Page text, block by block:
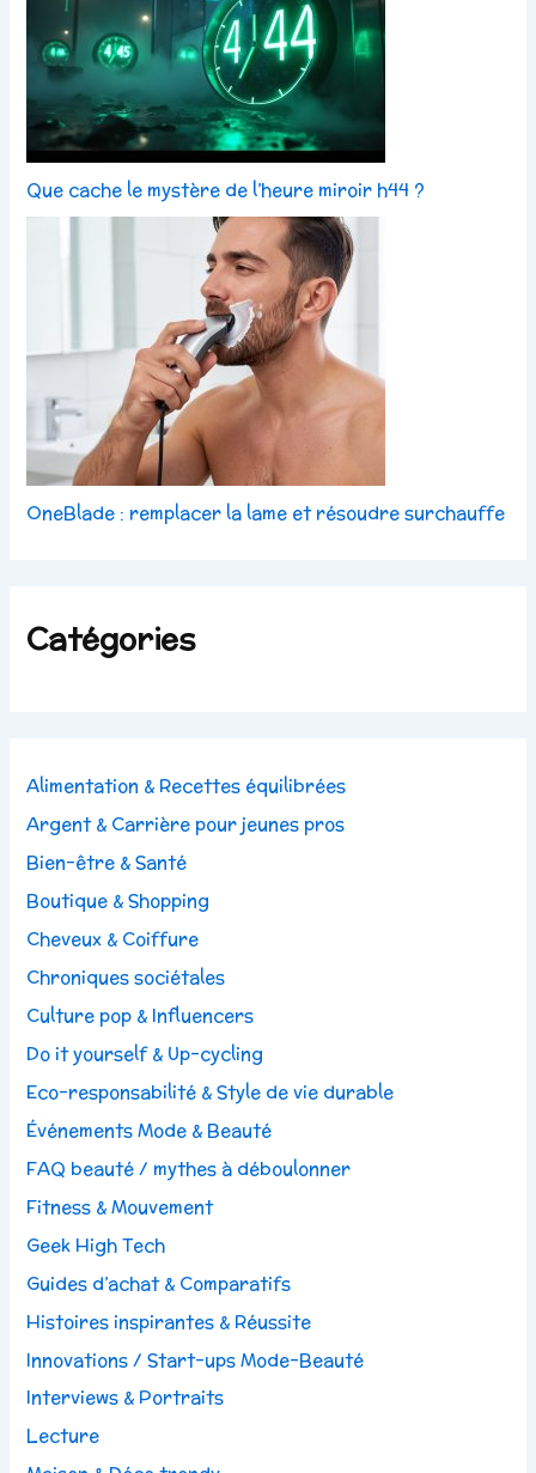
Que cache le mystère de l’heure miroir h44 ?
OneBlade : remplacer la lame et résoudre surchauffe
Catégories
Alimentation & Recettes équilibrées
Argent & Carrière pour jeunes pros
Bien-être & Santé
Boutique & Shopping
Cheveux & Coiffure
Chroniques sociétales
Culture pop & Influencers
Do it yourself & Up-cycling
Eco-responsabilité & Style de vie durable
Événements Mode & Beauté
FAQ beauté / mythes à déboulonner
Fitness & Mouvement
Geek High Tech
Guides d’achat & Comparatifs
Histoires inspirantes & Réussite
Innovations / Start-ups Mode-Beauté
Interviews & Portraits
Lecture